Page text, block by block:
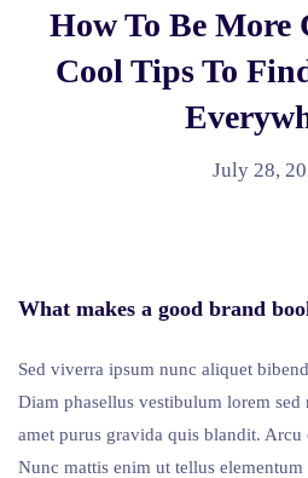
How To Be More
Cool Tips To
July 28,
What makes a good brand
Sed viverra ipsum nunc aliquet
Diam phasellus vestibulum lorem
amet purus gravida quis blandit. Arcu
Nunc mattis enim ut tellus